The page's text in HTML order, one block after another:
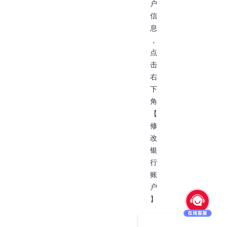
户
信
息
，
点
击
右
下
角
【
修
改
银
行
账
户
】